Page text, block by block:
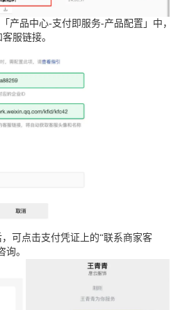
产品中心-支付即服务-产品配置」中，
服链接。
可点击支付凭证上的“联系商家客
询。